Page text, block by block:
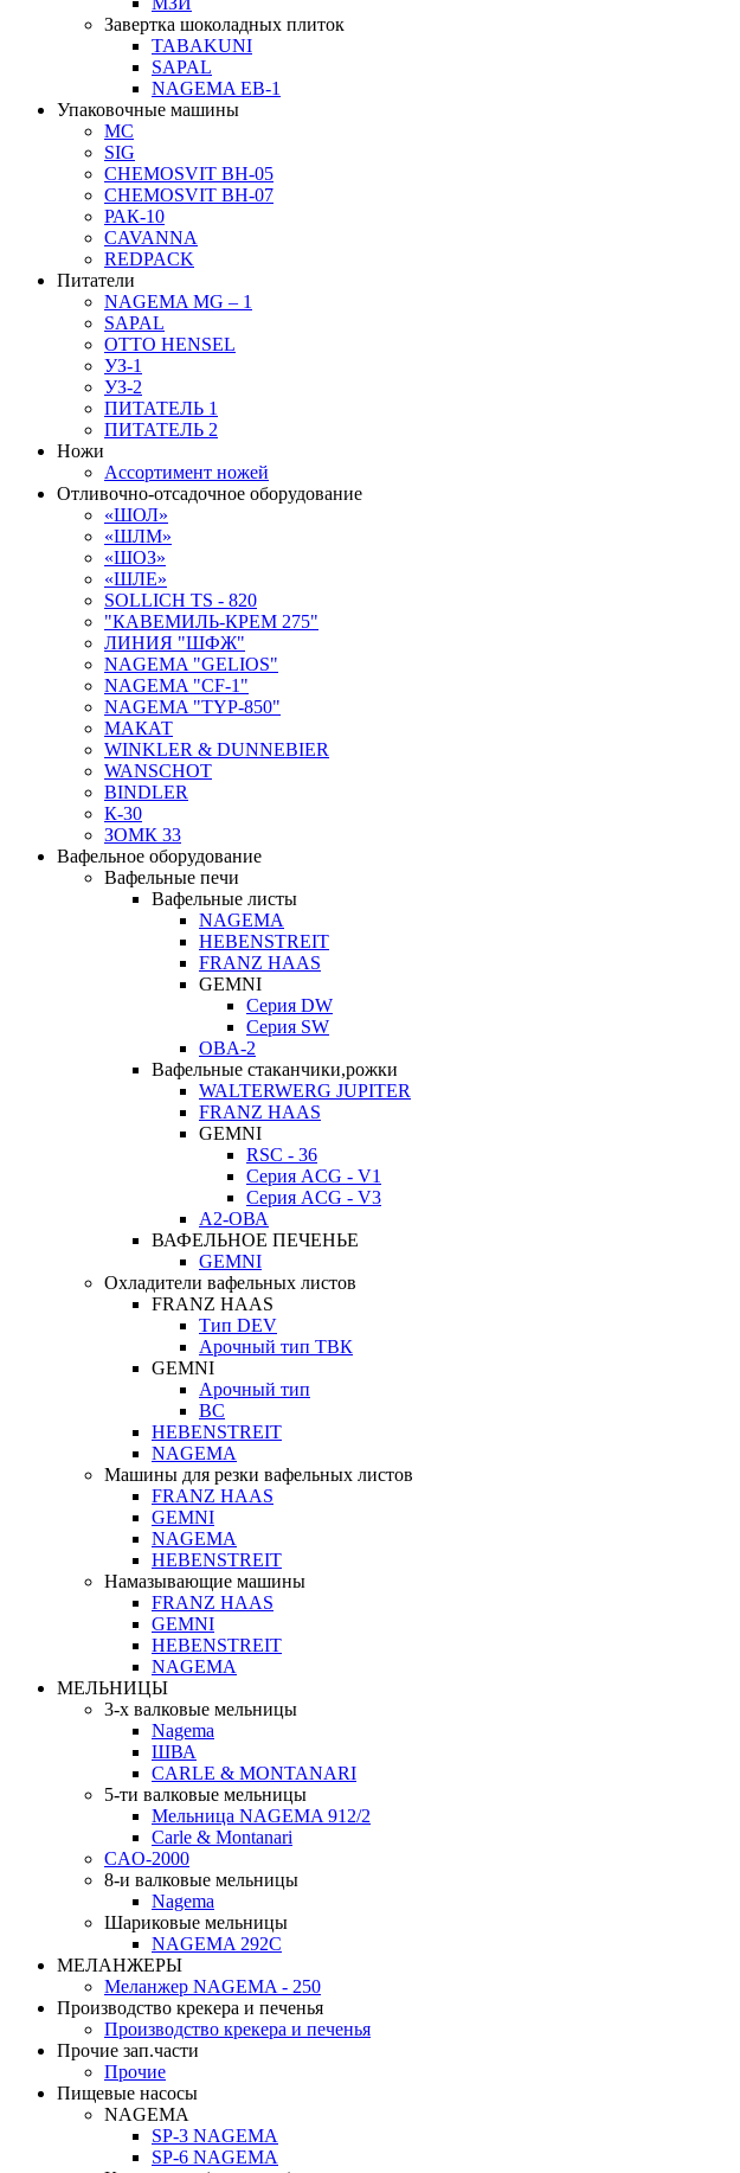
Завертка шоколадных плиток
TABAKUNI
SAPAL
NAGEMA EB-1
Упаковочные машины
MC
SIG
CHEMOSVIT BH-05
CHEMOSVIT BH-07
РАК-10
CAVANNA
REDPACK
Питатели
NAGEMA MG – 1
SAPAL
OTTO HENSEL
УЗ-1
УЗ-2
ПИТАТЕЛЬ 1
ПИТАТЕЛЬ 2
Ножи
Ассортимент ножей
Отливочно-отсадочное оборудование
«ШОЛ»
«ШЛМ»
«ШОЗ»
«ШЛЕ»
SOLLICH TS - 820
"КАВЕМИЛЬ-КРЕМ 275"
ЛИНИЯ "ШФЖ"
NAGEMA "GELIOS"
NAGEMA "CF-1"
NAGEMA "TYP-850"
МАКАТ
WINKLER & DUNNEBIER
WANSCHOT
BINDLER
К-30
ЗОМК 33
Вафельное оборудование
Вафельные печи
Вафельные листы
NAGEMA
HEBENSTREIT
FRANZ HAAS
GEMNI
Серия DW
Серия SW
OBA-2
Вафельные стаканчики,рожки
WALTERWERG JUPITER
FRANZ HAAS
GEMNI
RSC - 36
Серия ACG - V1
Серия ACG - V3
А2-ОВА
ВАФЕЛЬНОЕ ПЕЧЕНЬЕ
GEMNI
Охладители вафельных листов
FRANZ HAAS
Тип DEV
Арочный тип ТВК
GEMNI
Арочный тип
ВС
HEBENSTREIT
NAGEMA
Машины для резки вафельных листов
FRANZ HAAS
GEMNI
NAGEMA
HEBENSTREIT
Намазывающие машины
FRANZ HAAS
GEMNI
HEBENSTREIT
NAGEMA
МЕЛЬНИЦЫ
3-х валковые мельницы
Nagema
ШВА
CARLE & MONTANARI
5-ти валковые мельницы
Мельница NAGEMA 912/2
Carle & Montanari
CAO-2000
8-и валковые мельницы
Nagema
Шариковые мельницы
NAGEMA 292C
МЕЛАНЖЕРЫ
Меланжер NAGEMA - 250
Производство крекера и печенья
Производство крекера и печенья
Прочие зап.части
Прочие
Пищевые насосы
NAGEMA
SP-3 NAGEMA
SP-6 NAGEMA